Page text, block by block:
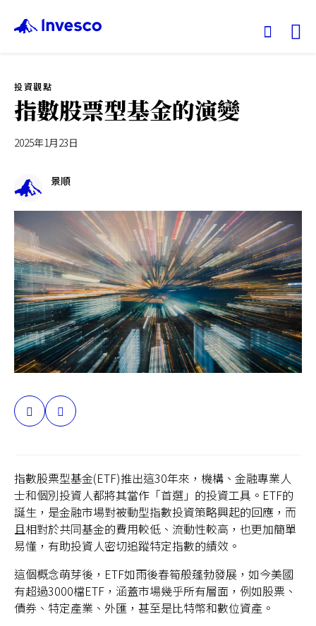
我們的基金
投資觀點
投資教育
服務中心
永續專區
關於景順
台灣
聯絡我們
投資觀點
指數股票型基金的演變
2025年1月23日
景順
分
指數股票型基金(ETF)推出這30年來，機構、金融專業人
士和個別投資人都將其當作「首選」的投資工具。ETF的
誕生，是金融市場對被動型指數投資策略興起的回應，而
且相對於共同基金的費用較低、流動性較高，也更加簡單
易懂，有助投資人密切追蹤特定指數的績效。
這個概念萌芽後，ETF如雨後春筍般蓬勃發展，如今美國
有超過3000檔ETF，涵蓋市場幾乎所有層面，例如股票、
債券、特定產業、外匯，甚至是比特幣和數位資產。